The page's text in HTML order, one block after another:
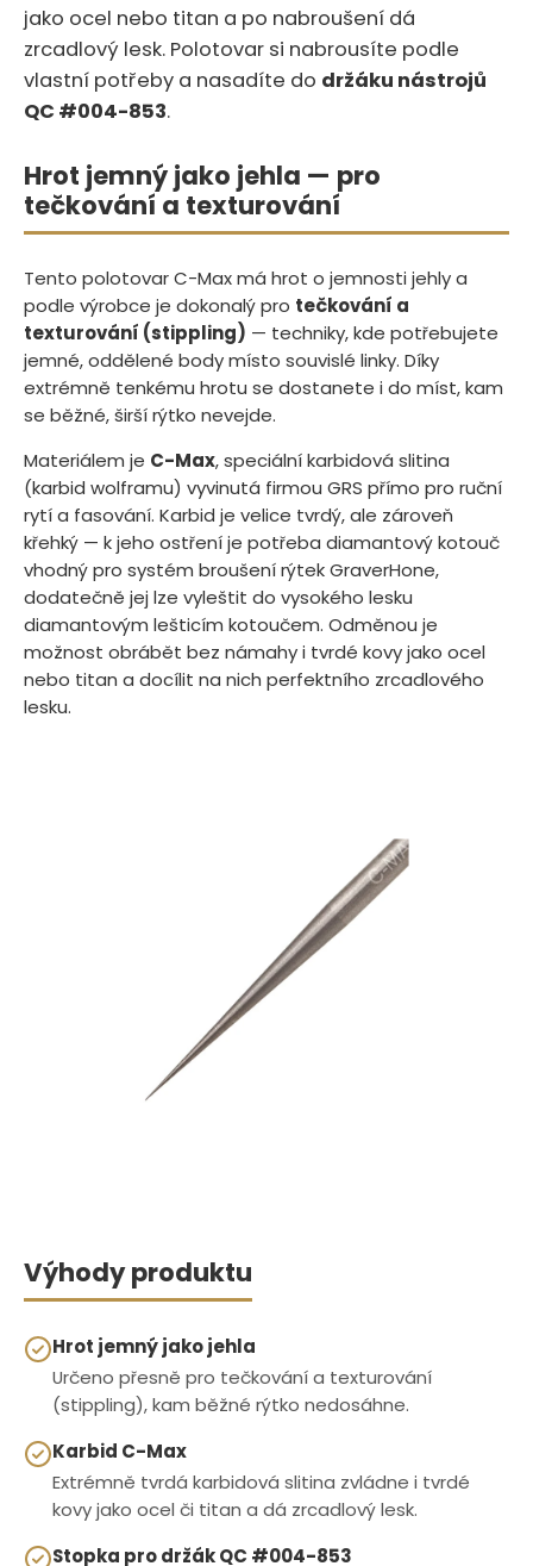
jako ocel nebo titan a po nabroušení dá
zrcadlový lesk. Polotovar si nabrousíte podle
vlastní potřeby a nasadíte do držáku nástrojů
QC #004-853.
Hrot jemný jako jehla — pro
tečkování a texturování
Tento polotovar C-Max má hrot o jemnosti jehly a
podle výrobce je dokonalý pro tečkování a
texturování (stippling) — techniky, kde potřebujete
jemné, oddělené body místo souvislé linky. Díky
extrémně tenkému hrotu se dostanete i do míst, kam
se běžné, širší rýtko nevejde.
Materiálem je C-Max, speciální karbidová slitina
(karbid wolframu) vyvinutá firmou GRS přímo pro ruční
rytí a fasování. Karbid je velice tvrdý, ale zároveň
křehký — k jeho ostření je potřeba diamantový kotouč
vhodný pro systém broušení rýtek GraverHone,
dodatečně jej lze vyleštit do vysokého lesku
diamantovým lešticím kotoučem. Odměnou je
možnost obrábět bez námahy i tvrdé kovy jako ocel
nebo titan a docílit na nich perfektního zrcadlového
lesku.
Výhody produktu
Hrot jemný jako jehla
Určeno přesně pro tečkování a texturování
(stippling), kam běžné rýtko nedosáhne.
Karbid C-Max
Extrémně tvrdá karbidová slitina zvládne i tvrdé
kovy jako ocel či titan a dá zrcadlový lesk.
Stopka pro držák QC #004-853